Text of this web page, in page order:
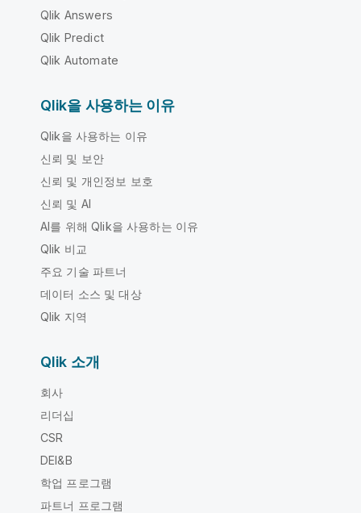
Qlik Answers
Qlik Predict
Qlik Automate
Qlik을 사용하는 이유
Qlik을 사용하는 이유
신뢰 및 보안
신뢰 및 개인정보 보호
신뢰 및 AI
AI를 위해 Qlik을 사용하는 이유
Qlik 비교
주요 기술 파트너
데이터 소스 및 대상
Qlik 지역
Qlik 소개
회사
리더십
CSR
DEI&B
학업 프로그램
파트너 프로그램